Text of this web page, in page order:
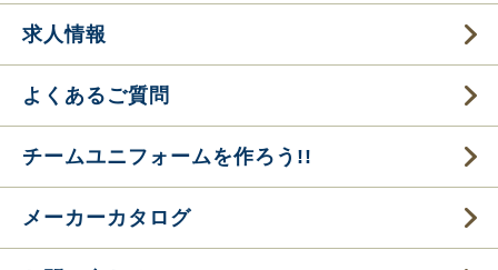
求人情報
よくあるご質問
チームユニフォームを作ろう!!
メーカーカタログ